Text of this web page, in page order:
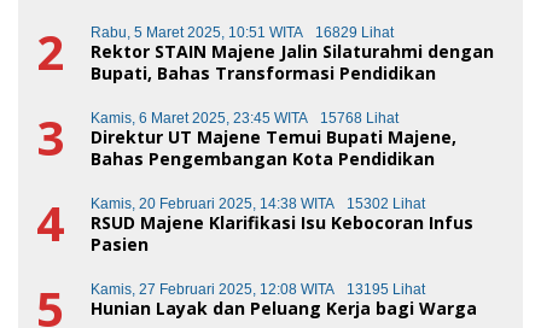
2 Rabu, 5 Maret 2025, 10:51 WITA 16829 Lihat
Rektor STAIN Majene Jalin Silaturahmi dengan
Bupati, Bahas Transformasi Pendidikan
3 Kamis, 6 Maret 2025, 23:45 WITA 15768 Lihat
Direktur UT Majene Temui Bupati Majene,
Bahas Pengembangan Kota Pendidikan
4 Kamis, 20 Februari 2025, 14:38 WITA 15302 Lihat
RSUD Majene Klarifikasi Isu Kebocoran Infus
Pasien
5 Kamis, 27 Februari 2025, 12:08 WITA 13195 Lihat
Hunian Layak dan Peluang Kerja bagi Warga